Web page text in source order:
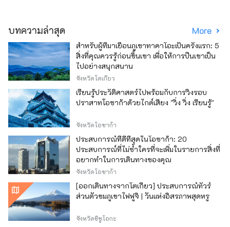
บทความล่าสุด More
สำหรับผู้ที่มาเยือนภูเขาทาคาโอะเป็นครั้งแรก: 5
สิ่งที่คุณควรรู้ก่อนขึ้นเขา เพื่อให้การปีนเขาเป็น
ไปอย่างสนุกสนาน
จังหวัดโตเกียว
เรียนรู้ประวัติศาสตร์ไปพร้อมกับการวิ่งรอบ
ปราสาทโอซาก้าด้วยไกด์เสียง "วิ่ง วิ่ง เรียนรู้"
จังหวัดโอซาก้า
ประสบการณ์ที่ดีที่สุดในโอซาก้า: 20
ประสบการณ์ที่ไม่ซ้ำใครที่จะเพิ่มในรายการสิ่งที่
อยากทำในการเดินทางของคุณ
จังหวัดโอซาก้า
[ออกเดินทางจากโตเกียว] ประสบการณ์ทัวร์
ส่วนตัวชมภูเขาไฟฟูจิ | วันแห่งอิสรภาพสุดหรู
จังหวัดชิซูโอกะ